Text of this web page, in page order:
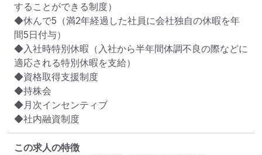
することができる制度）
◆休んで5（満2年経過した社員に会社独自の休暇を年
間5日付与）
◆入社時特別休暇（入社から半年間体調不良の際などに
適応される特別休暇を支給）
◆資格取得支援制度
◆持株会
◆月次インセンティブ
◆社内融資制度
この求人の特徴